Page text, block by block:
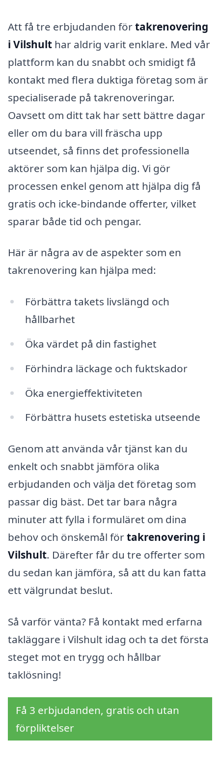
Att få tre erbjudanden förtakrenovering
i Vilshult har aldrig varit enklare. Med vår
plattform kan du snabbt och smidigt få
kontakt med flera duktiga företag som är
specialiserade på takrenoveringar.
Oavsett om ditt tak har sett bättre dagar
eller om du bara vill fräscha upp
utseendet, så finns det professionella
aktörer som kan hjälpa dig. Vi gör
processen enkel genom att hjälpa dig få
gratis och icke-bindande offerter, vilket
sparar både tid och pengar.
Här är några av de aspekter som en
takrenovering kan hjälpa med:
Förbättra takets livslängd och
hållbarhet
Öka värdet på din fastighet
Förhindra läckage och fuktskador
Öka energieffektiviteten
Förbättra husets estetiska utseende
Genom att använda vår tjänst kan du
enkelt och snabbt jämföra olika
erbjudanden och välja det företag som
passar dig bäst. Det tar bara några
minuter att fylla i formuläret om dina
behov och önskemål förtakrenovering i
Vilshult. Därefter får du tre offerter som
du sedan kan jämföra, så att du kan fatta
ett välgrundat beslut.
Så varför vänta? Få kontakt med erfarna
takläggare i Vilshult idag och ta det första
steget mot en trygg och hållbar
taklösning!
Få 3 erbjudanden, gratis och utan
förpliktelser